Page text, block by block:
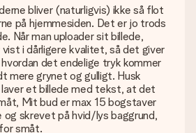
lave den gave du vil have!
valgmulighed jeg vil have, ikke er
bestemt gave eller gave i en bestemt
angivet på hjemmesiden? Kontakt
de er glade for at hjælpe dig!
kort til min gave? / Hvad er et kort?
lykønskningskort' i vores indkøbskurv,
bliver (naturligvis) ikke så flot
på hjemmesiden. Det er jo trods
Når man uploader sit billede,
i dårligere kvalitet, så det giver
det endelige tryk kommer
mere grynet og gulligt. Husk
et billede med tekst, at det
Mit bud er max 15 bogstaver
og skrevet på hvid/lys baggrund,
småt.